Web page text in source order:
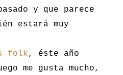
y que parece
estará muy
folk, éste año
me gusta mucho,